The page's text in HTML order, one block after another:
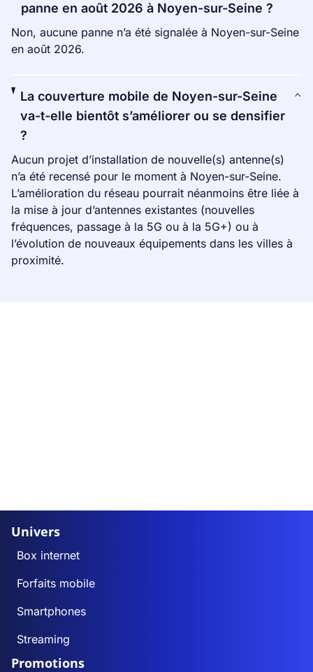
panne en août 2026 à Noyen-sur-Seine ?
Non, aucune panne n’a été signalée à Noyen-sur-Seine
en août 2026.
La couverture mobile de Noyen-sur-Seine
va-t-elle bientôt s’améliorer ou se densifier
?
Aucun projet d’installation de nouvelle(s) antenne(s)
n’a été recensé pour le moment à Noyen-sur-Seine.
L’amélioration du réseau pourrait néanmoins être liée à
la mise à jour d’antennes existantes (nouvelles
fréquences, passage à la 5G ou à la 5G+) ou à
l’évolution de nouveaux équipements dans les villes à
proximité.
Univers
Box internet
Forfaits mobile
Smartphones
Streaming
Promotions